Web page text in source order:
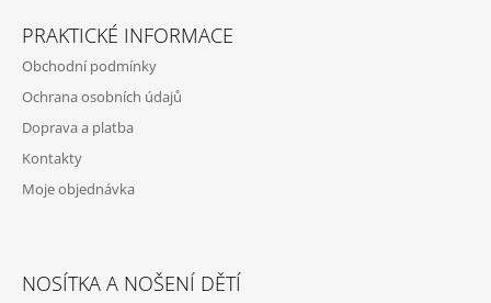
PRAKTICKÉ INFORMACE
Obchodní podmínky
Ochrana osobních údajů
Doprava a platba
Kontakty
Moje objednávka
NOSÍTKA A NOŠENÍ DĚTÍ